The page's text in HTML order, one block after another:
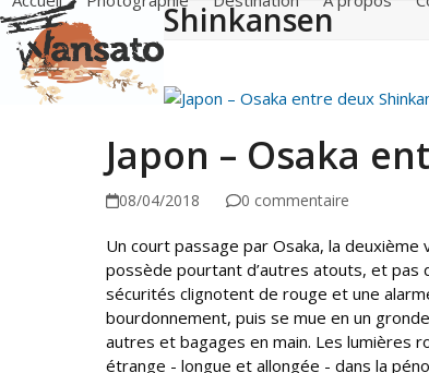
Skip
to
content
Shinkansen
Japon – Osaka
08/04/2018 0 commentaire
Un court passage par Osaka, la deuxième
possède pourtant d’autres atouts, et pas
sécurités clignotent de rouge et une
bourdonnement, puis se mue en un
autres et bagages en main. Les lumières
étrange - longue et allongée - dans la